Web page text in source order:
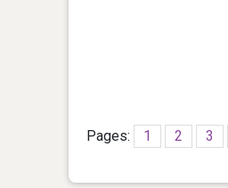
Pages: 1 2 3